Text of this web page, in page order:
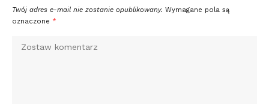
Twój adres e-mail nie zostanie opublikowany. Wymagane pola są
oznaczone *